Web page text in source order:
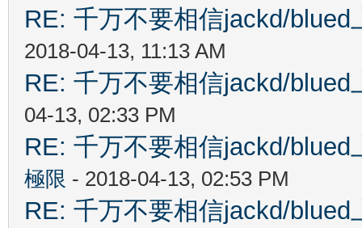
RE: 千万不要相信jackd/
2018-04-13, 11:13 AM
RE: 千万不要相信jackd/
04-13, 02:33 PM
RE: 千万不要相信jackd/
極限 - 2018-04-13, 02:53 PM
RE: 千万不要相信jackd/